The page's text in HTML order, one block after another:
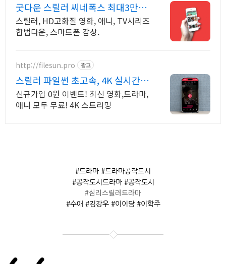
굿다운 스릴러 씨네폭스 최대3만원
+10%추가적립
스릴러, HD고화질 영화, 애니, TV시리즈
합법다운, 스마트폰 감상.
http://filesun.pro 광고
스릴러 파일썬 초고속, 4K 실시간
보기!
신규가입 0원 이벤트! 최신 영화,드라마,
애니 모두 무료! 4K 스트리밍
#드라마 #드라마공작도시
#공작도시드라마 #공작도시
#심리스릴러드라마
#수애 #김강우 #이이담 #이학주